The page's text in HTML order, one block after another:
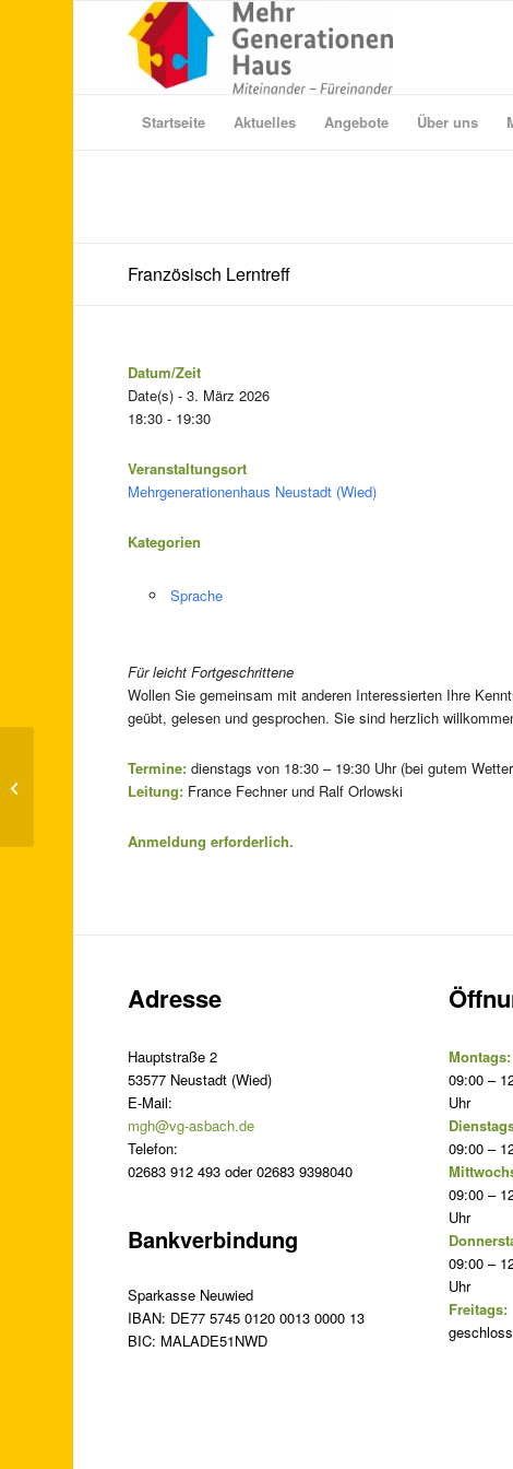
Startseite Aktuelles Angebote Über uns
Französisch Lerntreff
Datum/Zeit
Date(s) - 3. März 2026
18:30 - 19:30
Veranstaltungsort
Mehrgenerationenhaus Neustadt (Wied)
Kategorien
Sprache
Für leicht Fortgeschrittene
Wollen Sie gemeinsam mit anderen Interessierten Ihre
geübt, gelesen und gesprochen. Sie sind herzlich
Termine: dienstags von 18:30 – 19:30 Uhr (bei gutem
Leitung: France Fechner und Ralf Orlowski
Anmeldung erforderlich.
Adresse
Hauptstraße 2
53577 Neustadt (Wied)
E-Mail:
mgh@vg-asbach.de
Telefon:
02683 912 493 oder 02683 9398040
Bankverbindung
Sparkasse Neuwied
IBAN: DE77 5745 0120 0013 0000 13
BIC: MALADE51NWD
Montags:
09:00 –
Uhr
09:00 –
09:00 –
Uhr
09:00 –
Uhr
Freitags:
Offener Lesetreff – austauschen-
vorlesen-zuhören